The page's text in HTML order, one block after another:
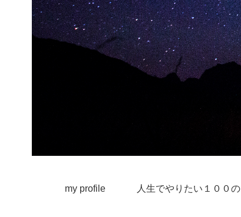
my profile 人生でやりたい１００の